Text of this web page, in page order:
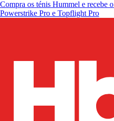
Compra os ténis Hummel e recebe o
Powerstrike Pro e Topflight Pro